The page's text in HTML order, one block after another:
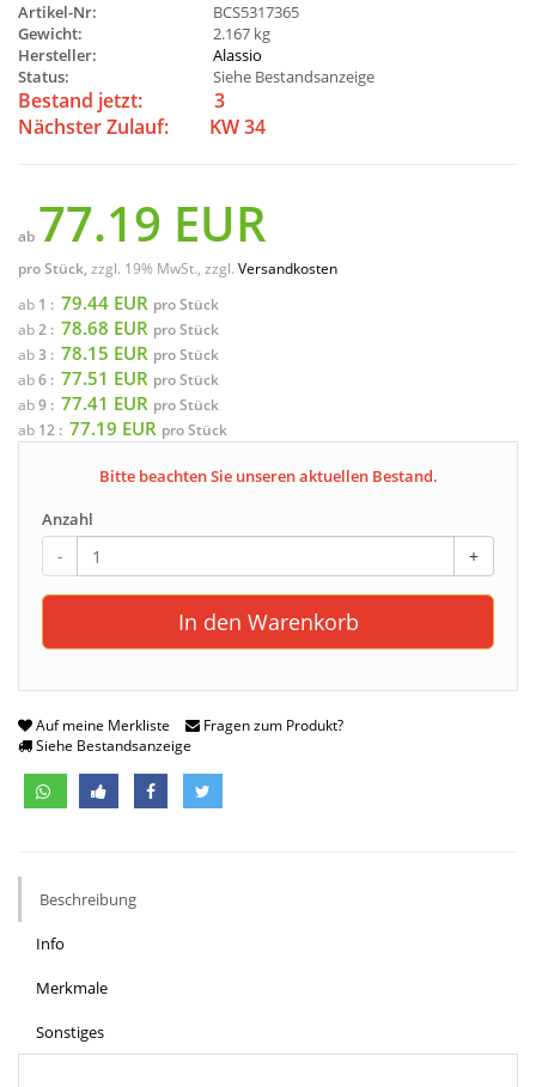
Artikel-Nr:
BCS5317365
Gewicht:
2.167 kg
Hersteller:
Alassio
Status:
Siehe Bestandsanzeige
Bestand jetzt:
3
Nächster Zulauf:
KW 34
ab 77.19 EUR
pro Stück,zzgl. 19% MwSt., zzgl. Versandkosten
ab 1 : 79.44 EUR pro Stück
ab 2 : 78.68 EUR pro Stück
ab3 : 78.15 EUR pro Stück
ab6 : 77.51 EUR pro Stück
ab9 : 77.41 EUR pro Stück
ab 12 : 77.19 EUR pro Stück
Bitte beachten Sie unseren aktuellen Bestand.
Anzahl
- +
In den Warenkorb
Auf meine Merkliste
Fragen zum Produkt?
Siehe Bestandsanzeige
Beschreibung
Info
Merkmale
Sonstiges